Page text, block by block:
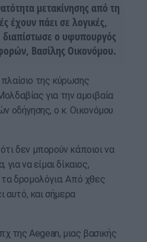
μετακίνησης από τη
έχουν πάει σε λογικές,
διαπίστωσε ο υφυπουργός
Βασίλης Οικονόμου.
της κύρωσης
για την αμοιβαία
οδήγησης, ο κ. Οικονόμου
δεν μπορούν κάποιοι να
να είμαι δίκαιος,
δρομολόγια. Από χθες
αυτό, και σήμερα
της Aegean, μιας βασικής